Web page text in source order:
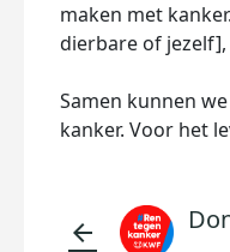
maken met
dierbare of
Samen kunnen
kanker. Voor het
arrow_back